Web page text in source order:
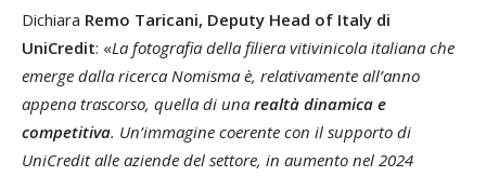
Dichiara Remo Taricani, Deputy Head of Italy di
UniCredit: «La fotografia della filiera vitivinicola italiana che
emerge dalla ricerca Nomisma è, relativamente all’anno
appena trascorso, quella di una realtà dinamica e
competitiva. Un’immagine coerente con il supporto di
UniCredit alle aziende del settore, in aumento nel 2024